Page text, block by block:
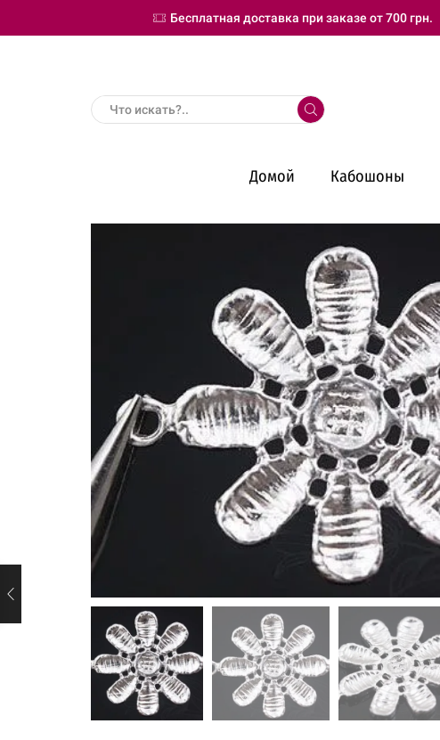
Бесплатная доставка при заказе от 700 грн.
Домой Кабошоны